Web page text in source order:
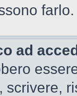
farlo.
ad
scrivere,